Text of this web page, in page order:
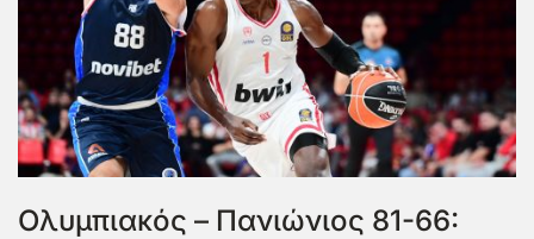
Ολυμπιακός – Πανιώνιος 81-66: